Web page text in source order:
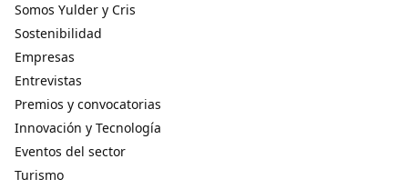
Somos Yulder y Cris
Sostenibilidad
Empresas
Entrevistas
Premios y convocatorias
Innovación y Tecnología
Eventos del sector
Turismo